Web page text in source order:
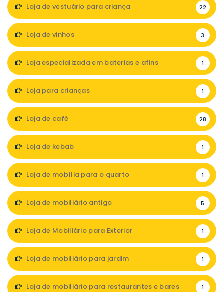
Loja de vestuário para criança 22
Loja de vinhos 3
Loja especializada em baterias e afins 1
Loja para crianças 1
Loja de café 28
Loja de kebab 1
Loja de mobília para o quarto 1
Loja de mobiliário antigo 5
Loja de Mobiliário para Exterior 1
Loja de mobiliário para jardim 1
Loja de mobiliário para restaurantes e bares 1